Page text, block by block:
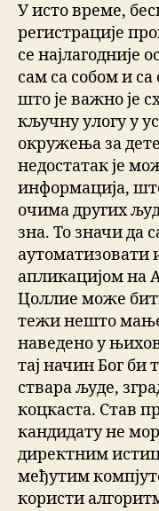
У исто време,
регистрације
се најлагодније
сам са собом и
што је важно је
кључну улогу у
окружења за
недостатак је
информација,
очима других
зна. То значи да
аутоматизовати
апликацијом на
Цоллие може
тежи нешто
наведено у
тај начин Бог би
ствара људе,
коцкаста. Став
кандидату не
директним
међутим
користи